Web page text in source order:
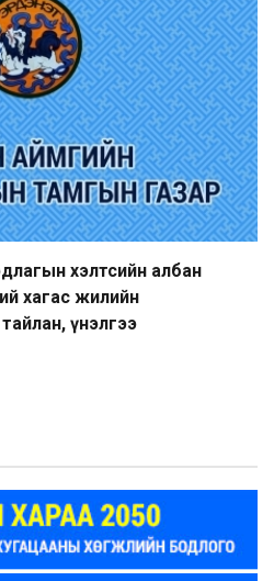
хэлтсийн албан
хагас жилийн
тайлан, үнэлгээ